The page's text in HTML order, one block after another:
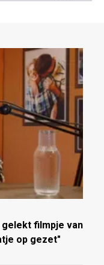
filmpje van
op gezet"